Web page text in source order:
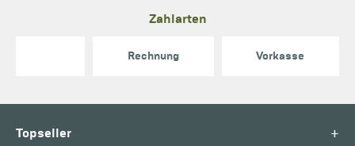
Zahlarten
Rechnung Vorkasse
Topseller +